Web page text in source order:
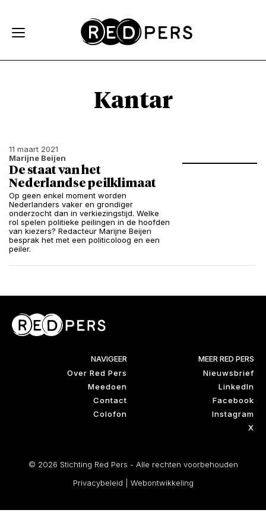
Kantar
11 maart 2021
Marijne Beijen
De staat van het
Nederlandse peilklimaat
Op geen enkel moment worden
Nederlanders vaker en grondiger
onderzocht dan in verkiezingstijd. Welke
rol spelen politieke peilingen in de hoofden
van kiezers? Redacteur Marijne Beijen
besprak het met een politicoloog en een
peiler.
NAVIGEER
Over Red Pers
Meedoen
Contact
Colofon
MEER RED PERS
Nieuwsbrief
LinkedIn
Facebook
Instagram
X
© 2026 Stichting Red Pers - Alle rechten voorbehouden
Privacybeleid
Webontwikkeling